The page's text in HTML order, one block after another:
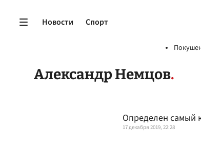
Новости Спорт
Александр Немцов
Определен самый
17 декабря 2019, 22:28